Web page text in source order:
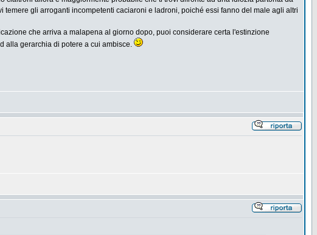
gli arroganti incompetenti caciaroni e ladroni, poiché essi fanno del male agli altri
che arriva a malapena al giorno dopo, puoi considerare certa l'estinzione
alla gerarchia di potere a cui ambisce.